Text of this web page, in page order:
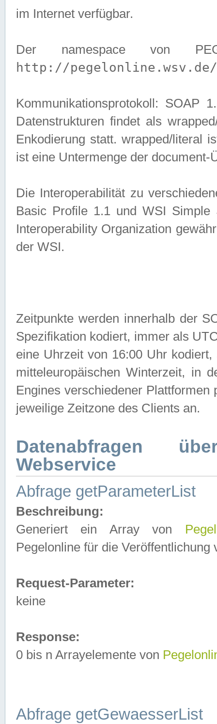
im Internet verfügbar.
Der namespace von
http://pegelonline.wsv.de/
Kommunikationsprotokoll: SOAP
Datenstrukturen findet als
Enkodierung statt. wrapped/literal
ist eine Untermenge der
Die Interoperabilität zu
Basic Profile 1.1 und WSI
Interoperability Organization
der WSI.
Zeitpunkte werden innerhalb der
Spezifikation kodiert, immer als
eine Uhrzeit von 16:00 Uhr
mitteleuropäischen Winterzeit, in
Engines verschiedener
jeweilige Zeitzone des Clients an.
Datenabfragen
Webservice
Abfrage getParameterList
Beschreibung:
Generiert ein Array von
Pegelonline für die Veröffentlichung
Request-Parameter:
keine
Response:
0 bis n Arrayelemente von
Abfrage getGewaesserList